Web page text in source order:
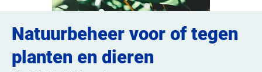
Natuurbeheer voor of tegen
planten en dieren